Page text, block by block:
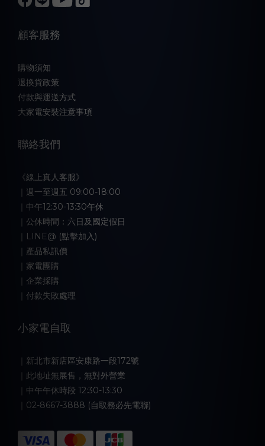
顧客服務
購物須知
退換貨政策
付款與運送方式
大家電安裝注意事項
聯絡我們
《線上真人客服》
｜週一至週五 09:00-18:00
｜中午12:30-13:30午休
｜公休時間：六日及國定假日
｜LINE@ (點擊加入)
｜產品私訊價
｜家電團購
｜企業採購
｜付款失敗處理
小家電自取
｜新北市新店區安康路一段172號
｜此地址無展售，無對外營業
｜中午午休時段 12:30-13:30
｜02-8667-3888 (自取務必先電聯)